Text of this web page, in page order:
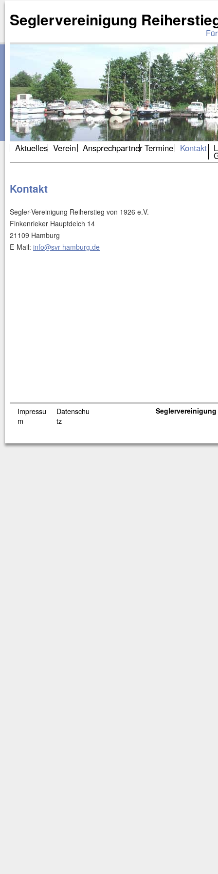
Seglervereinigung
Aktuelles Verein AnsprechpartnerTermine Kontakt
Kontakt
Segler-Vereinigung Reiherstieg von 1926 e.V.
Finkenrieker Hauptdeich 14
21109 Hamburg
E-Mail: info@svr-hamburg.de
Impressu
m
Datenschu
tz